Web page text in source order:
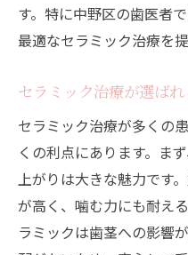
す。特に中野区の歯医者
最適なセラミック治療を
セラミック治療が選ば
セラミック治療が多くの
くの利点にあります。ま
上がりは大きな魅力です
が高く、噛む力にも耐え
ラミックは歯茎への影響